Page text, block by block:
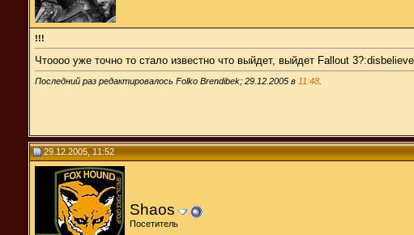
!!!
Чтоооо уже точно то стало известно что выйдет, выйдет Fallout
Последний раз редактировалось Folko Brendibek; 29.12.2005 в 11:48
29.12.2005, 11:52
Shaos
Посетитель